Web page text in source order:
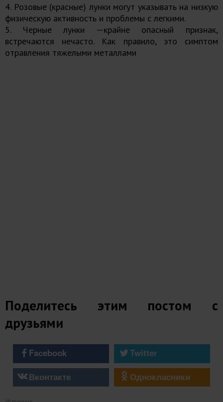
4. Розовые (красные) лунки могут указывать на низкую
физическую активность и проблемы с легкими.
5. Черные лунки —крайне опасный признак,
встречаются нечасто. Как правило, это симптом
отравления тяжелыми металлами
Поделитесь этим постом с
друзьями
Facebook
Twitter
Вконтакте
Однокласники